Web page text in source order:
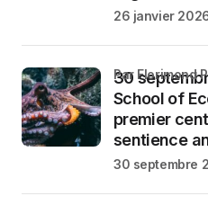
26 janvier
30
School of
premier
sentience
par Florimond
30 septembre